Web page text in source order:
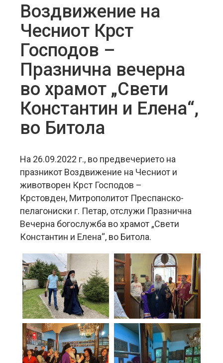
Воздвижение на
Чесниот Крст
Господов –
Празнична вечерна
во храмот „Свети
Константин и Елена“,
во Битола
На 26.09.2022 г., во предвечерието на
празникот Воздвижение на Чесниот и
животворен Крст Господов –
Крстовден, Митрополитот Преспанско-
пелагониски г. Петар, отслужи Празнична
Вечерна богослужба во храмот „Свети
Константин и Елена“, во Битола.